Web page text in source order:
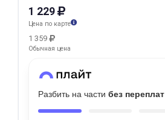
1 229
Цена по карте
1 359
Обычная цена
Разбить на части без переплат
выбранный способом
Оставшиеся
по25%каждые 2 недели